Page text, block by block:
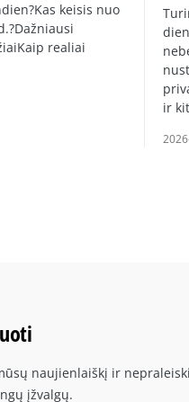
keisis nuo
realiai
ir
naujienlaiškį ir
įžvalgų.